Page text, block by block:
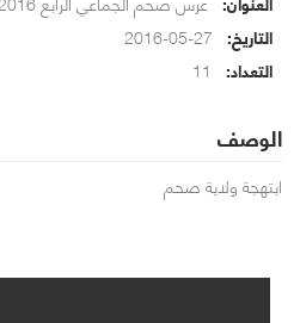
التاريخ: 27-05-2016
التعداد: 11
الوصف
ابتهجة ولاية صحم